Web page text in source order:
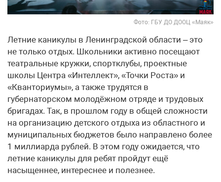
Фото: ГБУ ДО ДООЦ «Маяк»
Летние каникулы в Ленинградской области – это
не только отдых. Школьники активно посещают
театральные кружки, спортклубы, проектные
школы Центра «Интеллект», «Точки Роста» и
«Кванториумы», а также трудятся в
губернаторском молодёжном отряде и трудовых
бригадах. Так, в прошлом году в общей сложности
на организацию детского отдыха из областного и
муниципальных бюджетов было направлено более
1 миллиарда рублей. В этом году ожидается, что
летние каникулы для ребят пройдут ещё
насыщеннее, интереснее и полезнее.